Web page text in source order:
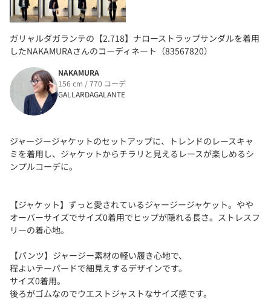
ガリャルダガランテの【2.718】ナローストラップサンダルを着用
したNAKAMURAさんのコーディネート（83567820）
NAKAMURA
156 cm / 770 コーデ
GALLARDAGALANTE
ジャージージャケットのセットアップに、トレンドのレースキャ
ミを着用し、ジャケットからチラリと見えるレースが楽しめるシ
ンプルコーデに。
【ジャケット】ずっと愛されているジャージージャケット。やや
オーバーサイズでサイズ0着用でヒップが隠れる長さ。ストレスフ
リーの着心地。
【パンツ】ジャージー素材の軽い履き心地で、
程よいテーパードで細見えするデザインです。
サイズ0着用。
後ろがゴムなのでウエストジャストなサイズ感です。